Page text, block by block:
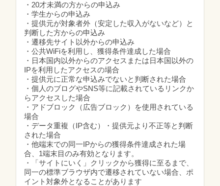
・20才未満の方からの申込み
・学生からの申込み
・提供元が対象者外（安定した収入がないなど）と
判断した方からの申込み
・遷移先サイト以外からの申込み
・公共WiFiを利用し、獲得条件達成した場合
・日本国内以外からのアクセスまたは日本国以外の
IPを利用したアクセスの場合
・提供元に正常な申込みでないと判断された場合
・個人のブログやSNS等に記載されているリンクか
らアクセスした場合
・アドブロック（広告ブロック）を使用されている
場合
・データ重複（IP含む）・提供元より不正等と判断
された場合
・他端末での同一IPからの獲得条件達成された場
合、1端末目のみ有効となります。
・「サイトにいく」クリックから獲得に至るまで、
同一の標準ブラウザ内で遷移されていない場合、ポ
イント対象外となることがあります